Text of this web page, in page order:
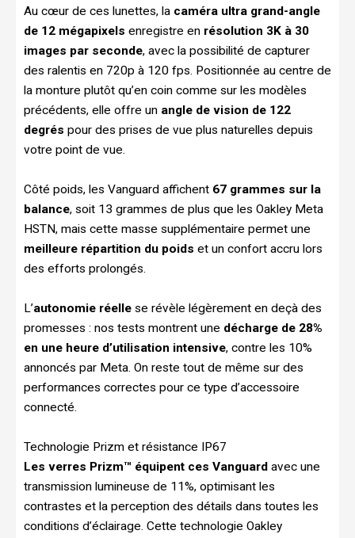
Au cœur de ces lunettes, la caméra ultra grand-angle
de 12 mégapixels enregistre en résolution 3K à 30
images par seconde, avec la possibilité de capturer
des ralentis en 720p à 120 fps. Positionnée au centre de
la monture plutôt qu’en coin comme sur les modèles
précédents, elle offre un angle de vision de 122
degrés pour des prises de vue plus naturelles depuis
votre point de vue.
Côté poids, les Vanguard affichent 67 grammes sur la
balance, soit 13 grammes de plus que les Oakley Meta
HSTN, mais cette masse supplémentaire permet une
meilleure répartition du poids et un confort accru lors
des efforts prolongés.
L’autonomie réelle se révèle légèrement en deçà des
promesses : nos tests montrent une décharge de 28%
en une heure d’utilisation intensive, contre les 10%
annoncés par Meta. On reste tout de même sur des
performances correctes pour ce type d’accessoire
connecté.
Technologie Prizm et résistance IP67
Les verres Prizm™ équipent ces Vanguard avec une
transmission lumineuse de 11%, optimisant les
contrastes et la perception des détails dans toutes les
conditions d’éclairage. Cette technologie Oakley